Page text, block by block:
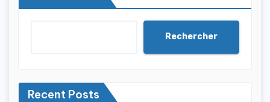
Rechercher
Recent Posts